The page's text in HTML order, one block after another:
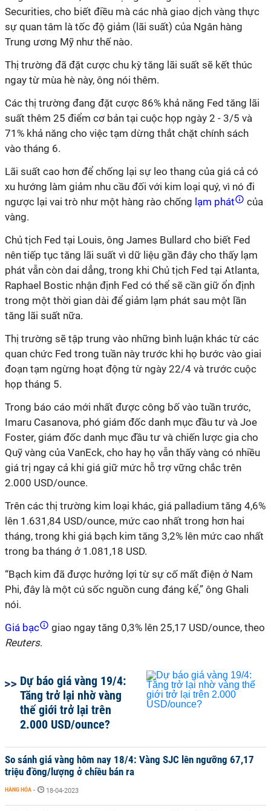
Securities, cho biết điều mà các nhà giao dịch vàng thực
sự quan tâm là tốc độ giảm (lãi suất) của Ngân hàng
Trung ương Mỹ như thế nào.
Thị trường đã đặt cược chu kỳ tăng lãi suất sẽ kết thúc
ngay từ mùa hè này, ông nói thêm.
Các thị trường đang đặt cược 86% khả năng Fed tăng lãi
suất thêm 25 điểm cơ bản tại cuộc họp ngày 2 - 3/5 và
71% khả năng cho việc tạm dừng thắt chặt chính sách
vào tháng 6.
Lãi suất cao hơn để chống lại sự leo thang của giá cả có
xu hướng làm giảm nhu cầu đối với kim loại quý, vì nó đi
ngược lại vai trò như một hàng rào chống lạm phát
của
vàng.
Chủ tịch Fed tại Louis, ông James Bullard cho biết Fed
nên tiếp tục tăng lãi suất vì dữ liệu gần đây cho thấy lạm
phát vẫn còn dai dẳng, trong khi Chủ tịch Fed tại Atlanta,
Raphael Bostic nhận định Fed có thể sẽ cần giữ ổn định
trong một thời gian dài để giảm lạm phát sau một lần
tăng lãi suất nữa.
Thị trường sẽ tập trung vào những bình luận khác từ các
quan chức Fed trong tuần này trước khi họ bước vào giai
đoạn tạm ngừng hoạt động từ ngày 22/4 và trước cuộc
họp tháng 5.
Trong báo cáo mới nhất được công bố vào tuần trước,
Imaru Casanova, phó giám đốc danh mục đầu tư và Joe
Foster, giám đốc danh mục đầu tư và chiến lược gia cho
Quỹ vàng của VanEck, cho hay họ vẫn thấy vàng có nhiều
giá trị ngay cả khi giá giữ mức hỗ trợ vững chắc trên
2.000 USD/ounce.
Trên các thị trường kim loại khác, giá palladium tăng 4,6%
lên 1.631,84 USD/ounce, mức cao nhất trong hơn hai
tháng, trong khi giá bạch kim tăng 3,2% lên mức cao nhất
trong ba tháng ở 1.081,18 USD.
“Bạch kim đã được hưởng lợi từ sự cố mất điện ở Nam
Phi, đây là một cú sốc nguồn cung đáng kể,” ông Ghali
nói.
Giá bạc
giao ngay tăng 0,3% lên 25,17 USD/ounce, theo
Reuters.
Dự báo giá vàng 19/4:
Tăng trở lại nhờ vàng
thế giới trở lại trên
2.000 USD/ounce?
So sánh giá vàng hôm nay 18/4: Vàng SJC lên ngưỡng 67,17
triệu đồng/lượng ở chiều bán ra
HÀNG HÓA - 18-04-2023